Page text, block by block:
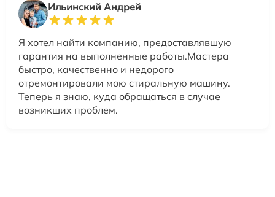
Ильинский Андрей
Я хотел найти компанию, предоставлявшую
гарантия на выполненные работы.Мастера
быстро, качественно и недорого
отремонтировали мою стиральную машину.
Теперь я знаю, куда обращаться в случае
возникших проблем.